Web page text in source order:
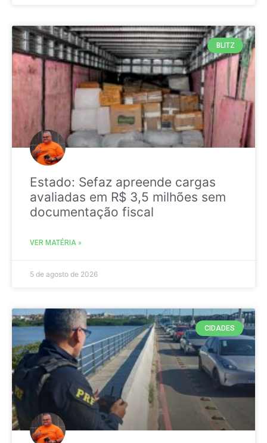
BLITZ
Estado: Sefaz apreende cargas
avaliadas em R$ 3,5 milhões sem
documentação fiscal
VER MATÉRIA »
5 de agosto de 2026
CIDADES